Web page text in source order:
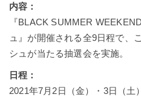
内容：
『BLACK SUMMER
ュ』が開催される全9日程で、
シュが当たる抽選会を実施。
日程：
2021年7月2日（金）・3日（土